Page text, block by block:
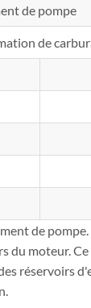
de pompe
de
de pompe.
du moteur.
réservoirs